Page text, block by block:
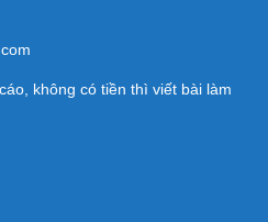
không có tiền thì viết bài làm